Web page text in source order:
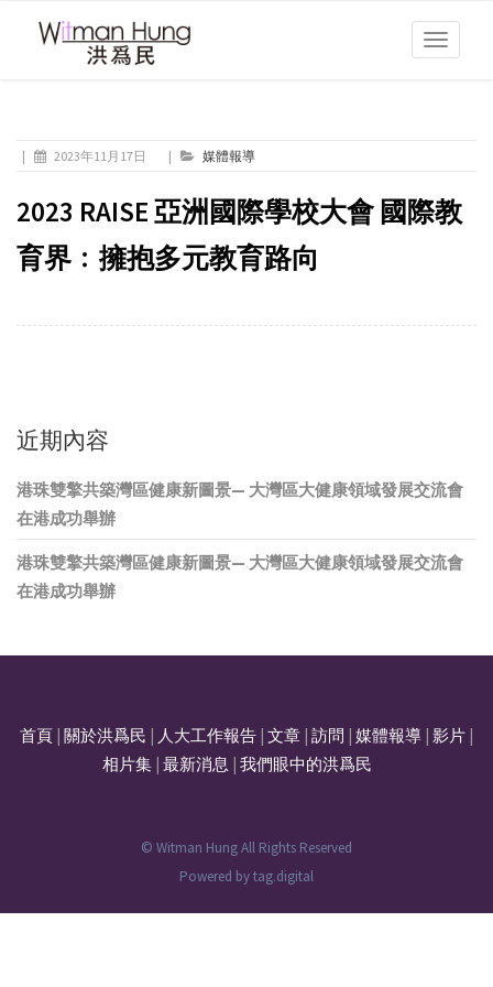
Toggle
| 2023年11月17日 | 媒體報導
2023 RAISE 亞洲國際學校大會 國際教
育界﹕擁抱多元教育路向
近期內容
港珠雙擎共築灣區健康新圖景— 大灣區大健康領域發展交流會
在港成功舉辦
港珠雙擎共築灣區健康新圖景— 大灣區大健康領域發展交流會
在港成功舉辦
首頁 關於洪爲民 人大工作報告 文章 訪問 媒體報導 影片
相片集| 最新消息 我們眼中的洪爲民
© Witman Hung All Rights Reserved
Powered bytag.digital